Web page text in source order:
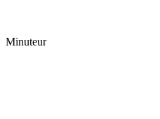
Minuteur